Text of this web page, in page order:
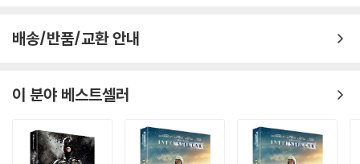
배송/반품/교환 안내
이 분야 베스트셀러